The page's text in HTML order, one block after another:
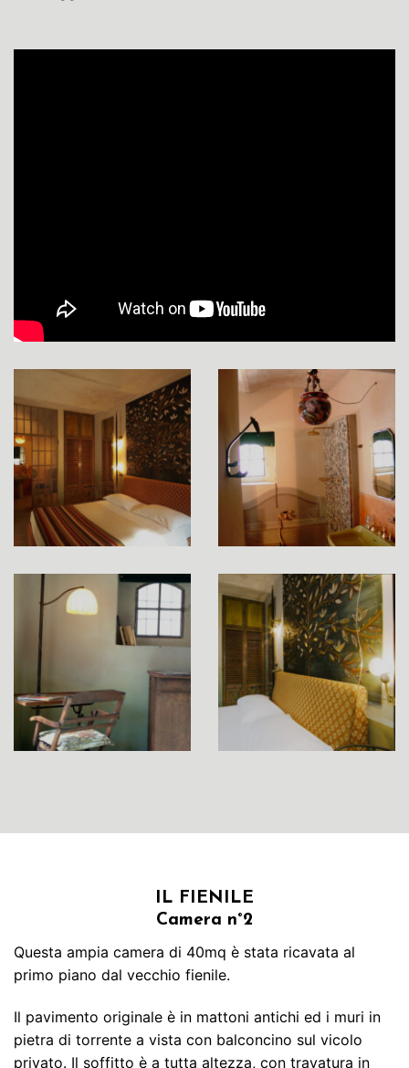
IL FIENILE
Camera n°2
Questa ampia camera di 40mq è stata ricavata al
primo piano dal vecchio fienile.
Il pavimento originale è in mattoni antichi ed i muri in
pietra di torrente a vista con balconcino sul vicolo
privato. Il soffitto è a tutta altezza, con travatura in